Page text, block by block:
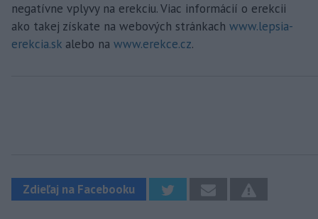
negatívne vplyvy na erekciu. Viac informácií o erekcii
ako takej získate na webových stránkach www.lepsia-
erekcia.sk alebo na www.erekce.cz.
Zdieľaj na Facebooku